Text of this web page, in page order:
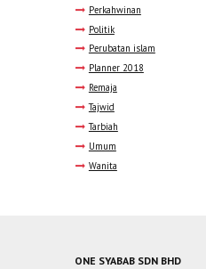
Perkahwinan
Politik
Perubatan islam
Planner 2018
Remaja
Tajwid
Tarbiah
Umum
Wanita
ONE SYABAB SDN BHD